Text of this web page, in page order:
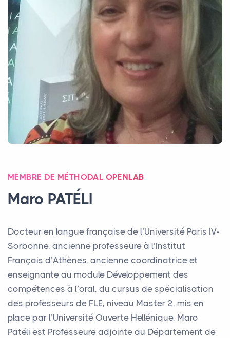
MEMBRE DE MÉTHODAL OPENLAB
Maro PATÉLI
Docteur en langue française de l’Université Paris IV-
Sorbonne, ancienne professeure à l’Institut
Français d’Athènes, ancienne coordinatrice et
enseignante au module Développement des
compétences à l’oral, du cursus de spécialisation
des professeurs de FLE, niveau Master 2, mis en
place par l’Université Ouverte Hellénique, Maro
Patéli est Professeure adjointe au Département de